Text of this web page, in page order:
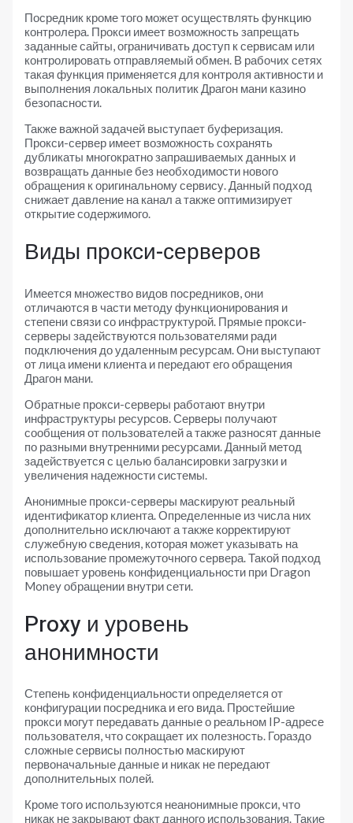
Посредник кроме того может осуществлять функцию
контролера. Прокси имеет возможность запрещать
заданные сайты, ограничивать доступ к сервисам или
контролировать отправляемый обмен. В рабочих сетях
такая функция применяется для контроля активности и
выполнения локальных политик Драгон мани казино
безопасности.
Также важной задачей выступает буферизация.
Прокси-сервер имеет возможность сохранять
дубликаты многократно запрашиваемых данных и
возвращать данные без необходимости нового
обращения к оригинальному сервису. Данный подход
снижает давление на канал а также оптимизирует
открытие содержимого.
Виды прокси-серверов
Имеется множество видов посредников, они
отличаются в части методу функционирования и
степени связи со инфраструктурой. Прямые прокси-
серверы задействуются пользователями ради
подключения до удаленным ресурсам. Они выступают
от лица имени клиента и передают его обращения
Драгон мани.
Обратные прокси-серверы работают внутри
инфраструктуры ресурсов. Серверы получают
сообщения от пользователей а также разносят данные
по разными внутренними ресурсами. Данный метод
задействуется с целью балансировки загрузки и
увеличения надежности системы.
Анонимные прокси-серверы маскируют реальный
идентификатор клиента. Определенные из числа них
дополнительно исключают а также корректируют
служебную сведения, которая может указывать на
использование промежуточного сервера. Такой подход
повышает уровень конфиденциальности при Dragon
Money обращении внутри сети.
Proxy и уровень
анонимности
Степень конфиденциальности определяется от
конфигурации посредника и его вида. Простейшие
прокси могут передавать данные о реальном IP-адресе
пользователя, что сокращает их полезность. Гораздо
сложные сервисы полностью маскируют
первоначальные данные и никак не передают
дополнительных полей.
Кроме того используются неанонимные прокси, что
никак не закрывают факт данного использования. Такие